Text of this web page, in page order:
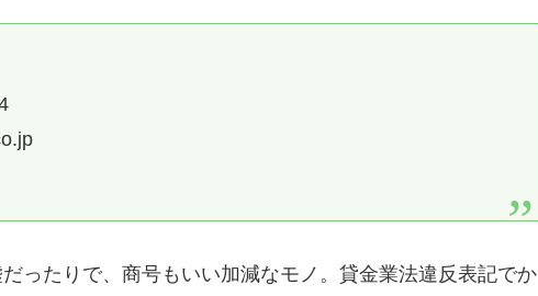
ったりで、商号もいい加減なモノ。貸金業法違反表記でか